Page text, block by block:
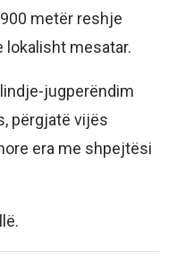
metër reshje
lokalisht mesatar.
jugperëndim
përgjatë vijës
era me shpejtësi